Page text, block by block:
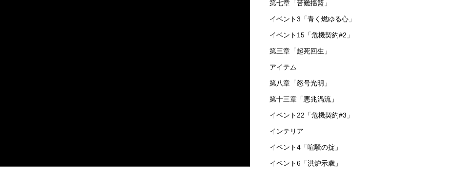
第七章「苦難揺籃」
イベント3「青く燃ゆる心」
イベント15「危機契約#2」
第三章「起死回生」
アイテム
第八章「怒号光明」
第十三章「悪兆渦流」
イベント22「危機契約#3」
インテリア
イベント4「喧騒の掟」
イベント6「洪炉示歳」